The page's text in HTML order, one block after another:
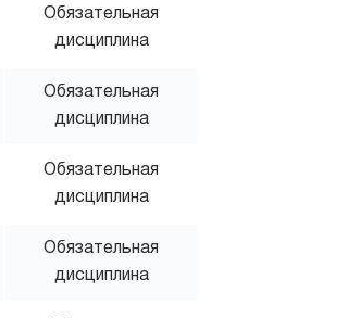
Обязательная
дисциплина
Обязательная
дисциплина
Обязательная
дисциплина
Обязательная
дисциплина